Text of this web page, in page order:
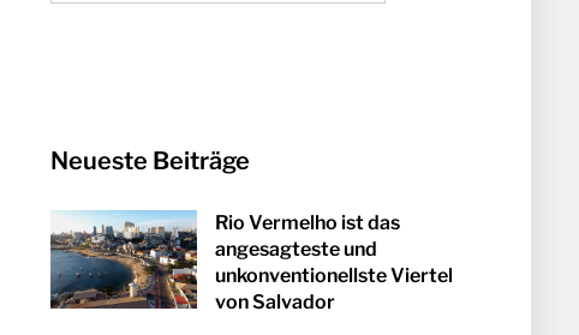
Neueste Beiträge
Rio Vermelho ist das
angesagteste und
unkonventionellste Viertel
von Salvador